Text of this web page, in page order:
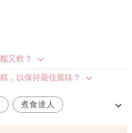
又軟？
，以保持最佳風味？
煮食達人